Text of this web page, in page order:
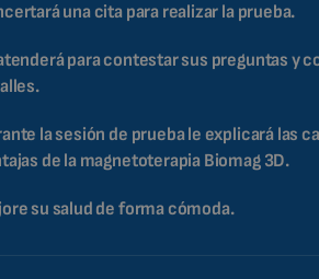
una cita para realizar la prueba.
para contestar sus preguntas y
la sesión de prueba le explicará las
de la magnetoterapia Biomag 3D.
su salud de forma cómoda.